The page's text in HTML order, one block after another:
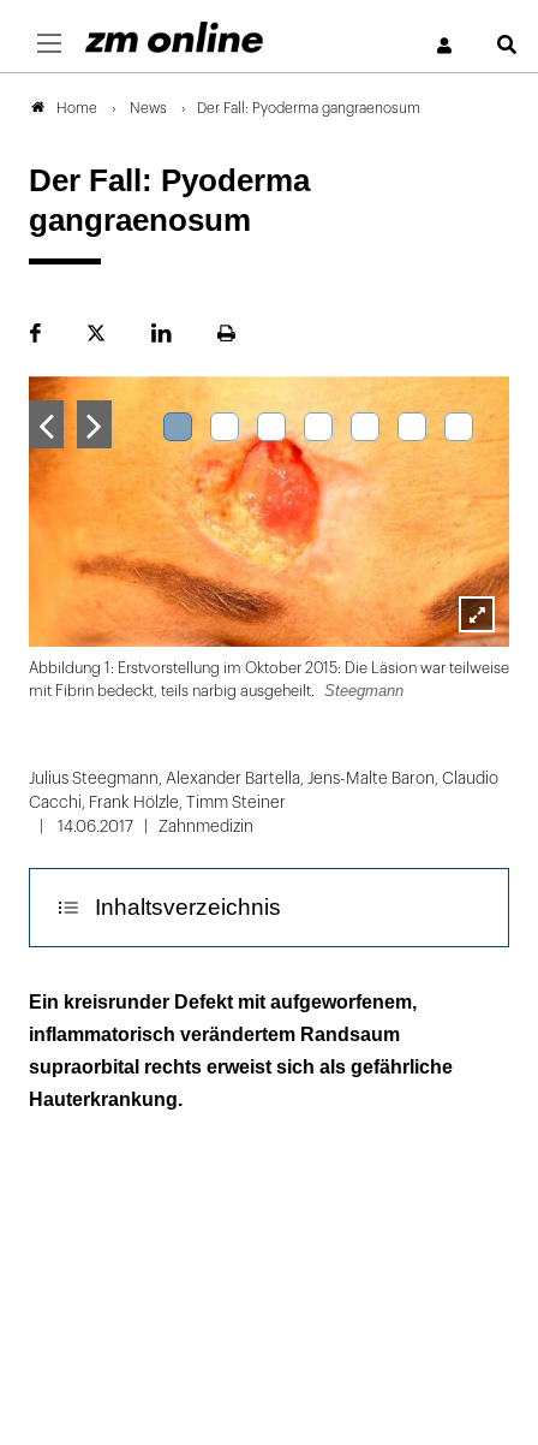
Home News Der Fall: Pyoderma gangraenosum
Der Fall: Pyoderma
gangraenosum
FacebookPlattformLinekdInSeite
Lightbox
öffnen
Abbildung 1: Erstvorstellung im Oktober 2015: Die Läsion war teilweise
mit Fibrin bedeckt, teils narbig ausgeheilt.
Steegmann
1
von
Julius Steegmann, Alexander Bartella, Jens-Malte Baron, Claudio
Cacchi, Frank Hölzle, Timm Steiner
14.06.2017
Zahnmedizin
Inhaltsverzeichnis
Anamnese und Befund
Klinische und histologische Diagnosestellung
Therapie und Verlauf
Ein kreisrunder Defekt mit aufgeworfenem,
inflammatorisch verändertem Randsaum
supraorbital rechts erweist sich als gefährliche
Hauterkrankung.